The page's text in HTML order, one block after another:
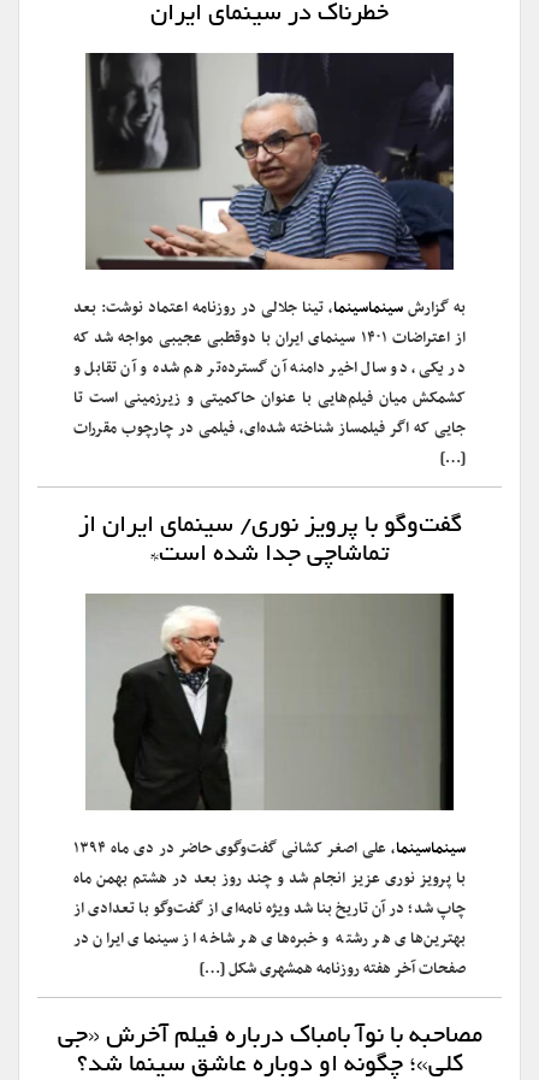
خطرناک در سینمای ایران
به گزارشسینماسینما، تینا جلالی در روزنامه اعتماد نوشت: بعد
از اعتراضات ۱۴۰۱ سینمای ایران با دوقطبی عجیبی مواجه شد که
در یکی، دو سال اخیر دامنه آن گسترده‌تر هم شده و آن تقابل و
کشمکش میان فیلم‌هایی با عنوان حاکمیتی و زیرزمینی است تا
جایی که اگر فیلمساز شناخته شده‌ای، فیلمی در چارچوب مقررات
[…]
گفت‌وگو با پرویز نوری/ سینمای ایران از
تماشاچی جدا شده است*
سینماسینما
، علی اصغر کشانی گفت‌وگوی حاضر در دی ماه ۱۳۹۴
با پرویز نوری عزیز انجام شد و چند روز بعد در هشتم بهمن ماه
چاپ شد؛ در آن تاریخ بنا شد ویژه نامه‌ای از گفت‌وگو با تعدادی از
بهترین‌های هر رشته و خبره‌های هر شاخه از سینمای ایران در
صفحات آخر هفته روزنامه همشهری شکل […]
مصاحبه با نوآ بامباک درباره فیلم آخرش «جی
کلی»؛ چگونه او دوباره عاشق سینما شد؟